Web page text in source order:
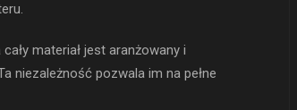
cały materiał jest aranżowany i
niezależność pozwala im na pełne